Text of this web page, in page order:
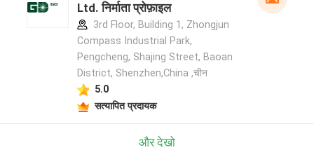
Ltd. निर्माता प्रोफ़ाइल
3rd Floor, Building 1, Zhongjun
Compass Industrial Park,
Pengcheng, Shajing Street, Baoan
District, Shenzhen,China ,चीन
5.0
सत्यापित प्रदायक
और देखो